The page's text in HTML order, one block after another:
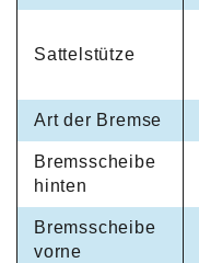
Sattelstütze
Art der Bremse
Bremsscheibe
hinten
Bremsscheibe
vorne